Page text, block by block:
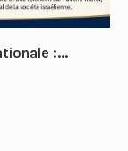
:...